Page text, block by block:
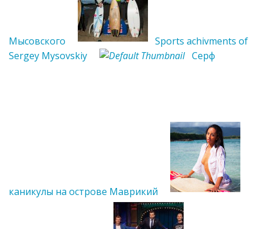
Мысовского
Sports achivments of
Sergey Mysovskiy
Серф
каникулы на острове Маврикий